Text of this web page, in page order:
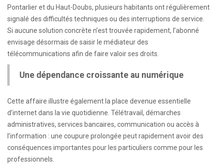
Pontarlier et du Haut-Doubs, plusieurs habitants ont régulièrement
signalé des difficultés techniques ou des interruptions de service.
Si aucune solution concrète n’est trouvée rapidement, l’abonné
envisage désormais de saisir le médiateur des
télécommunications afin de faire valoir ses droits.
Une dépendance croissante au numérique
Cette affaire illustre également la place devenue essentielle
d’internet dans la vie quotidienne. Télétravail, démarches
administratives, services bancaires, communication ou accès à
l’information : une coupure prolongée peut rapidement avoir des
conséquences importantes pour les particuliers comme pour les
professionnels.